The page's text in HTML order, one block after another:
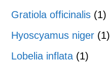
Gratiola officinalis (1)
Hyoscyamus niger (1)
Lobelia inflata (1)